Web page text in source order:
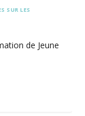
SUR LES
de Jeune